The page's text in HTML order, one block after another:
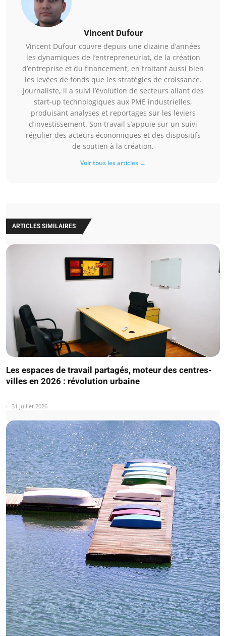
Vincent Dufour
Vincent Dufour couvre depuis une dizaine d’années
les dynamiques de l’entrepreneuriat, de la création
d’entreprise et du financement, en traitant aussi bien
les levées de fonds que les stratégies de croissance.
Journaliste, il a suivi l’évolution de secteurs allant des
start-up technologiques aux PME industrielles,
produisant analyses et reportages sur les leviers
d’investissement. Son travail s’appuie sur un suivi
régulier des acteurs économiques et des dispositifs
de soutien à la création.
Voir tous les articles →
ARTICLES SIMILAIRES
Les espaces de travail partagés, moteur des centres-
villes en 2026 : révolution urbaine
31 juillet 2026